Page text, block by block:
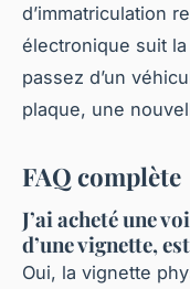
d’immatriculation
électronique suit
passez d’un
plaque, une
FAQ complète
J’ai acheté une
d’une vignette,
Oui, la vignette